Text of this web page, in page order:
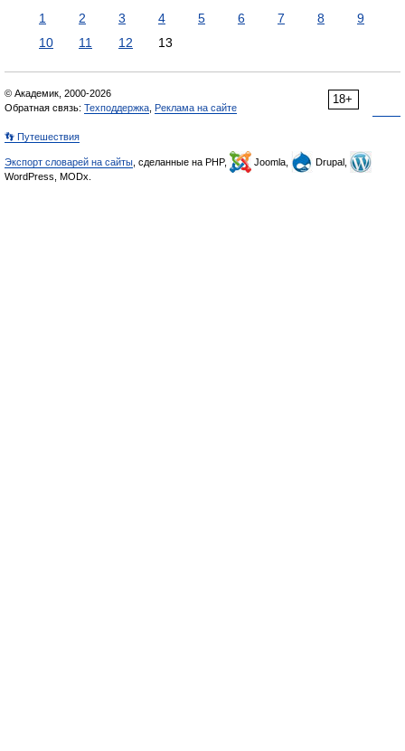
1 2 3 4 5 6 7 8
9
10
11 12 13
18+
© Академик, 2000-2026
Обратная связь: Техподдержка Реклама на сайте
👣 Путешествия
Экспорт словарей на сайты , сделанные на PHP, Joomla,
Drupal,
WordPress, MODx.